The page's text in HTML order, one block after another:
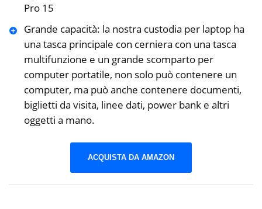
Pro 15
Grande capacità: la nostra custodia per laptop ha
una tasca principale con cerniera con una tasca
multifunzione e un grande scomparto per
computer portatile, non solo può contenere un
computer, ma può anche contenere documenti,
biglietti da visita, linee dati, power bank e altri
oggetti a mano.
ACQUISTA DA AMAZON